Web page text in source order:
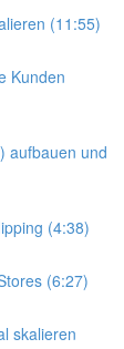
(11:55)
Kunden
aufbauen und
(4:38)
(6:27)
skalieren